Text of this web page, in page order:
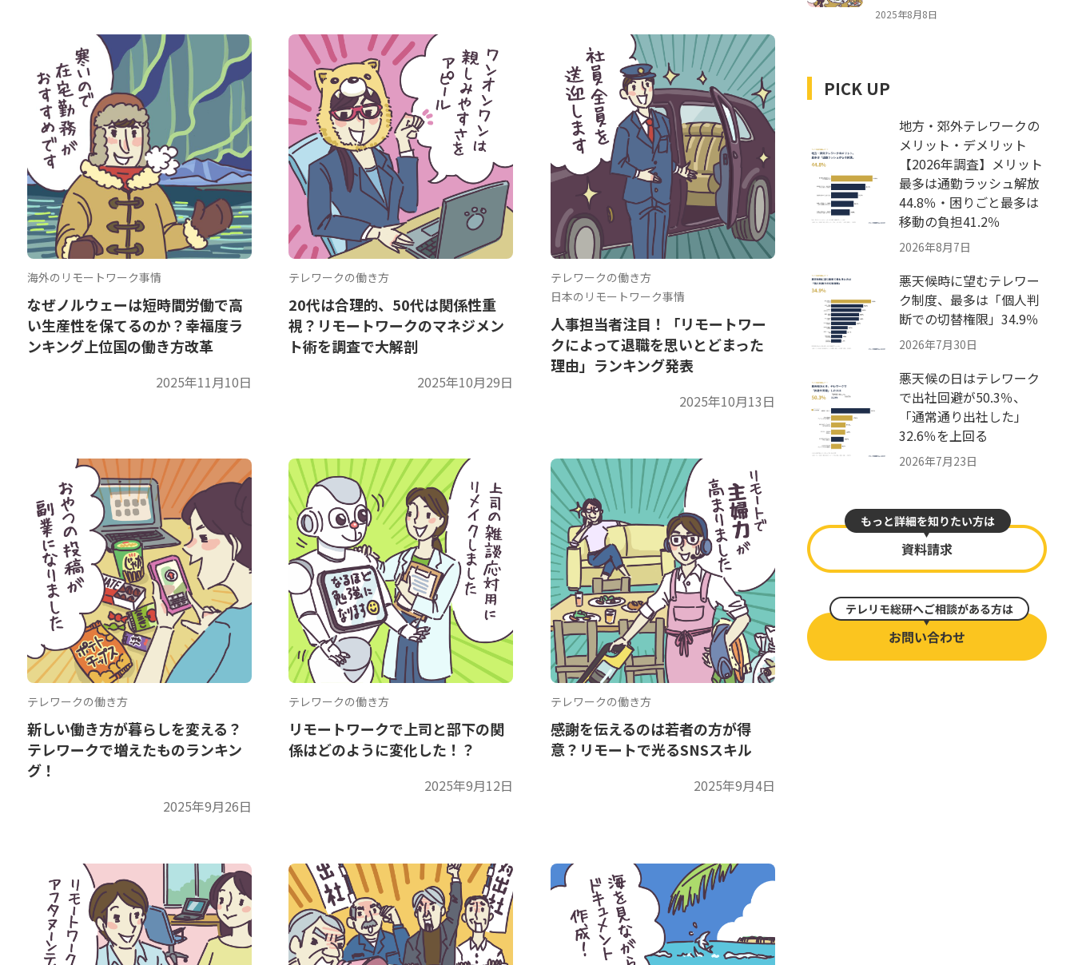
海外のリモートワーク事情
なぜノルウェーは短時間労働で高
い生産性を保てるのか？幸福度ラ
ンキング上位国の働き方改革
2025年11月10日
テレワークの働き方
20代は合理的、50代は関係性重
視？リモートワークのマネジメン
ト術を調査で大解剖
2025年10月29日
テレワークの働き方
日本のリモートワーク事情
人事担当者注目！「リモートワー
クによって退職を思いとどまった
理由」ランキング発表
2025年10月13日
テレワークの働き方
新しい働き方が暮らしを変える？
テレワークで増えたものランキン
グ！
2025年9月26日
テレワークの働き方
リモートワークで上司と部下の関
係はどのように変化した！？
2025年9月12日
テレワークの働き方
感謝を伝えるのは若者の方が得
意？リモートで光るSNSスキル
2025年9月4日
2025年8月8日
PICK UP
地方・郊外テレワークの
メリット・デメリット
【2026年調査】メリット
最多は通勤ラッシュ解放
44.8％・困りごと最多は
移動の負担41.2％
2026年8月7日
悪天候時に望むテレワー
ク制度、最多は「個人判
断での切替権限」34.9％
2026年7月30日
悪天候の日はテレワーク
で出社回避が50.3％、
「通常通り出社した」
32.6％を上回る
2026年7月23日